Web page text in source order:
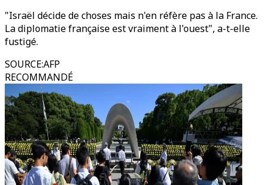
"Israël décide de choses mais n'en réfère pas à la France.
La diplomatie française est vraiment à l'ouest", a-t-elle
fustigé.
SOURCE:AFP
RECOMMANDÉ